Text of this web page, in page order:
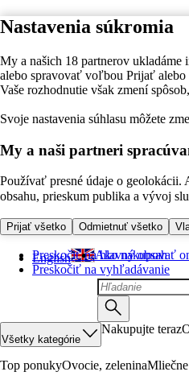
Nastavenia súkromia
My a našich 18 partnerov
alebo spravovať voľbou Prijať
Vaše rozhodnutie však zmení
Svoje nastavenia súhlasu môžete
My a naši partneri
Používať presné údaje o geolokácii.
obsahu, prieskum publika a vývoj
Prijať všetko Odmietnuť všetko
Preskočiť na hlavný obsah
Preskočiť na vyhľadávanie
English Ako nakupovať
Všetky kategórie
Nakupujte teraz
Top ponukyOvocie, zelenina